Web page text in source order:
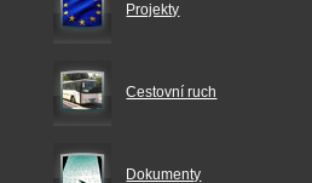
Projekty
Cestovní ruch
Dokumenty